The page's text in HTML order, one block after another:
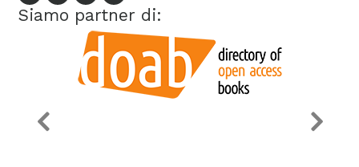
Siamo partner di: